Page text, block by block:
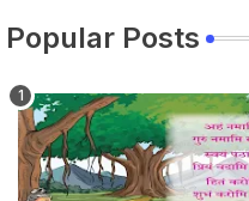
Popular Posts